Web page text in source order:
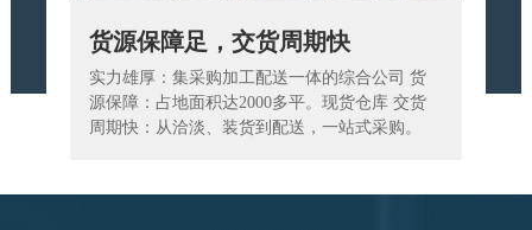
货源保障足，交货周期快
实力雄厚：集采购加工配送一体的综合公司 货
源保障：占地面积达2000多平。现货仓库 交货
周期快：从洽淡、装货到配送，一站式采购。